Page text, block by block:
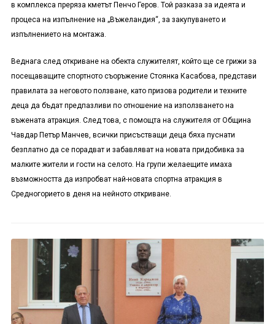
в комплекса преряза кметът Пенчо Геров. Той разказа за идеята и
процеса на изпълнение на „Въжеландия“, за закупуването и
изпълнението на монтажа.
Веднага след откриване на обекта служителят, който ще се грижи за
посещаващите спортното съоръжение Стоянка Касабова, представи
правилата за неговото ползване, като призова родители и техните
деца да бъдат предпазливи по отношение на използването на
въжената атракция. След това, с помощта на служителя от Община
Чавдар Петър Манчев, всички присъстващи деца бяха пуснати
безплатно да се порадват и забавляват на новата придобивка за
малките жители и гости на селото. На групи желаещите имаха
възможността да изпробват най-новата спортна атракция в
Средногорието в деня на нейното откриване.